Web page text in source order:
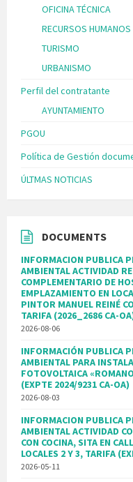
OFICINA TÉCNICA
RECURSOS HUMANOS
TURISMO
URBANISMO
Perfil del contratante
AYUNTAMIENTO
PGOU
Política de Gestión
ÚLTMAS NOTICIAS
DOCUMENTS
INFORMACION PUBLICA
AMBIENTAL ACTIVIDAD
COMPLEMENTARIO DE
EMPLAZAMIENTO EN
PINTOR MANUEL REINÉ
TARIFA (2026_2686 CA-
2026-08-06
INFORMACIÓN PUBLICA
AMBIENTAL PARA
FOTOVOLTAICA
(EXPTE 2024/9231 CA-OA)
2026-08-03
INFORMACION PUBLICA
AMBIENTAL ACTIVIDAD
CON COCINA, SITA EN
LOCALES 2 Y 3, TARIFA
2026-05-11